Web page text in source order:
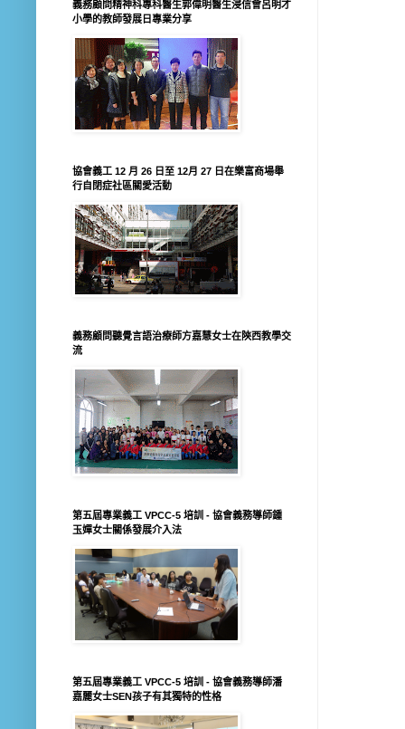
義務顧問精神科專科醫生郭偉明醫生浸信會呂明才
小學的教師發展日專業分享
協會義工 12 月 26 日至 12月 27 日在樂富商場舉
行自閉症社區關愛活動
義務顧問聽覺言語治療師方嘉慧女士在陝西教學交
流
第五屆專業義工 VPCC-5 培訓 - 協會義務導師鍾
玉嬋女士關係發展介入法
第五屆專業義工 VPCC-5 培訓 - 協會義務導師潘
嘉麗女士SEN孩子有其獨特的性格